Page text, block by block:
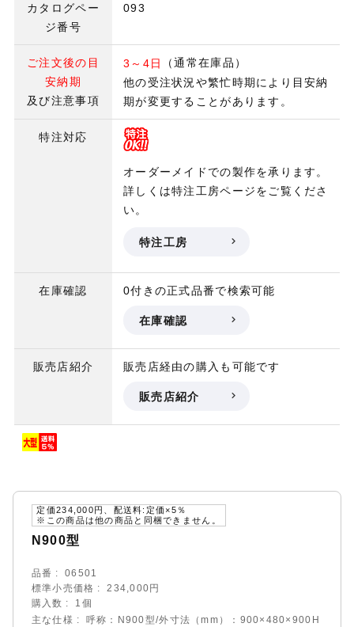
カタログペー
ジ番号
093
ご注文後の目
安納期
及び注意事項
3～4日
（通常在庫品）
他の受注状況や繁忙時期により目安納
期が変更することがあります。
特注対応
オーダーメイドでの製作を承ります。
詳しくは特注工房ページをご覧くださ
い。
特注工房
在庫確認 0付きの正式品番で検索可能
在庫確認
販売店紹介 販売店経由の購入も可能です
販売店紹介
定価234,000円、配送料:定価×5％
※この商品は他の商品と同梱できません。
N900型
品番
06501
標準小売価格
234,000円
購入数
1個
主な仕様
呼称：N900型/外寸法（mm）：900×480×900H